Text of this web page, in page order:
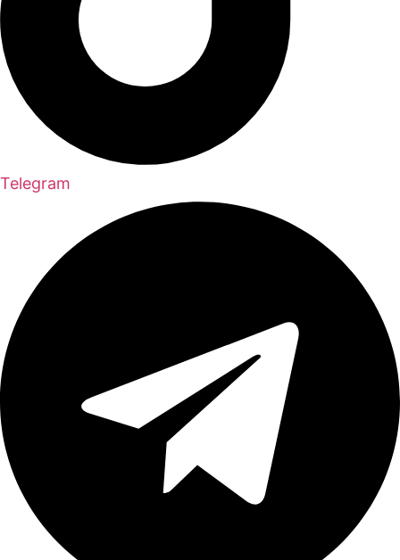
Telegram